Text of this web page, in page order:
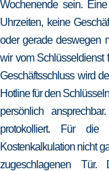
Wochenende sein.
Uhrzeiten, keine
oder gerade deswegen
wir vom Schlüsseldienst
Geschäftsschluss wird
Hotline für den
persönlich
protokolliert. Für die
Kostenkalkulation nicht
zugeschlagenen